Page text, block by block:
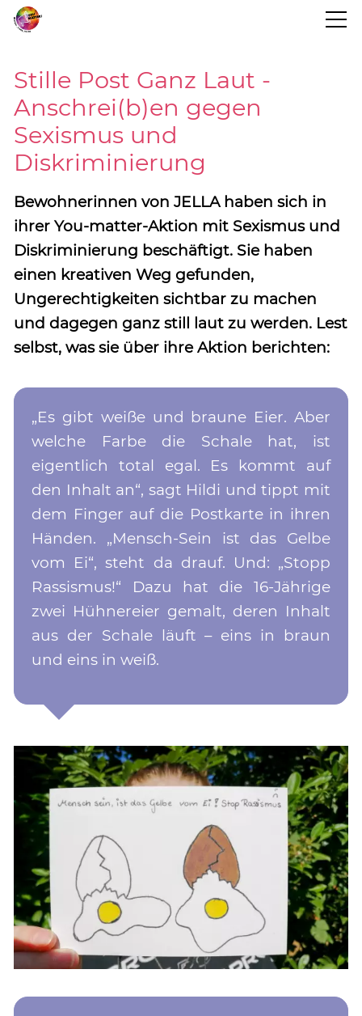
STARTSEITE
BLOG
PROJEKTINFO
TERMINE
KONTAKT
Stille Post Ganz Laut -
Anschrei(b)en gegen
Sexismus und
Diskriminierung
Bewohnerinnen von JELLA haben sich in
ihrer You-matter-Aktion mit Sexismus und
Diskriminierung beschäftigt. Sie haben
einen kreativen Weg gefunden,
Ungerechtigkeiten sichtbar zu machen
und dagegen ganz still laut zu werden. Lest
selbst, was sie über ihre Aktion berichten:
„Es gibt weiße und braune Eier. Aber
welche Farbe die Schale hat, ist
eigentlich total egal. Es kommt auf
den Inhalt an“, sagt Hildi und tippt mit
dem Finger auf die Postkarte in ihren
Händen. „Mensch-Sein ist das Gelbe
vom Ei“, steht da drauf. Und: „Stopp
Rassismus!“ Dazu hat die 16-Jährige
zwei Hühnereier gemalt, deren Inhalt
aus der Schale läuft – eins in braun
und eins in weiß.